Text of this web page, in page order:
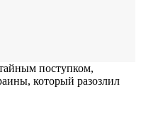
поступком,
который разозлил